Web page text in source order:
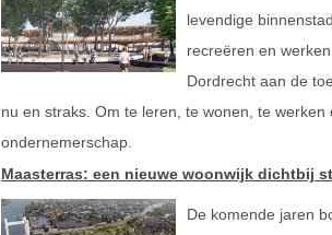
levendige
recreëren en
Dordrecht aan de
nu en straks. Om te leren, te wonen, te
ondernemerschap.
Maasterras: een nieuwe woonwijk dichtbij
De komende jaren